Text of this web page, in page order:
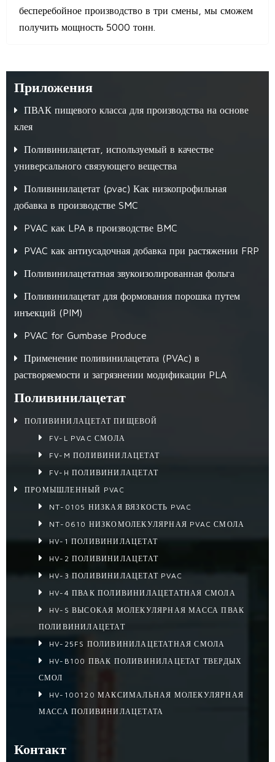
бесперебойное производство в три смены, мы сможем
получить мощность 5000 тонн.
Приложения
ПВАК пищевого класса для производства на основе
клея
Поливинилацетат, используемый в качестве
универсального связующего вещества
Поливинилацетат (pvac) Как низкопрофильная
добавка в производстве SMC
PVAC как LPA в производстве BMC
PVAC как антиусадочная добавка при растяжении FRP
Поливинилацетатная звукоизолированная фольга
Поливинилацетат для формования порошка путем
инъекций (PIM)
PVAC for Gumbase Produce
Применение поливинилацетата (PVAc) в
растворяемости и загрязнении модификации PLA
Поливинилацетат
ПОЛИВИНИЛАЦЕТАТ ПИЩЕВОЙ
FV-L PVAC СМОЛА
FV-M ПОЛИВИНИЛАЦЕТАТ
FV-H ПОЛИВИНИЛАЦЕТАТ
ПРОМЫШЛЕННЫЙ PVAC
NT-0105 НИЗКАЯ ВЯЗКОСТЬ PVAC
NT-0610 НИЗКОМОЛЕКУЛЯРНАЯ PVAC СМОЛА
HV-1 ПОЛИВИНИЛАЦЕТАТ
HV-2 ПОЛИВИНИЛАЦЕТАТ
HV-3 ПОЛИВИНИЛАЦЕТАТ PVAC
HV-4 ПВАК ПОЛИВИНИЛАЦЕТАТНАЯ СМОЛА
HV-S ВЫСОКАЯ МОЛЕКУЛЯРНАЯ МАССА ПВАК
ПОЛИВИНИЛАЦЕТАТ
HV-25FS ПОЛИВИНИЛАЦЕТАТНАЯ СМОЛА
HV-B100 ПВАК ПОЛИВИНИЛАЦЕТАТ ТВЕРДЫХ
СМОЛ
HV-100120 МАКСИМАЛЬНАЯ МОЛЕКУЛЯРНАЯ
МАССА ПОЛИВИНИЛАЦЕТАТА
Контакт